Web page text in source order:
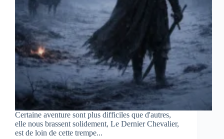
Certaine aventure sont plus difficiles que d'autres,
elle nous brassent solidement, Le Dernier Chevalier,
est de loin de cette trempe...